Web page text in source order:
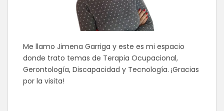
Me llamo Jimena Garriga y este es mi espacio
donde trato temas de Terapia Ocupacional,
Gerontología, Discapacidad y Tecnología. ¡Gracias
por la visita!